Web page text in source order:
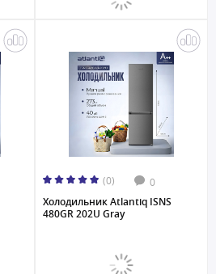
(0) 0
Холодильник Atlantiq ISNS
480GR 202U Gray